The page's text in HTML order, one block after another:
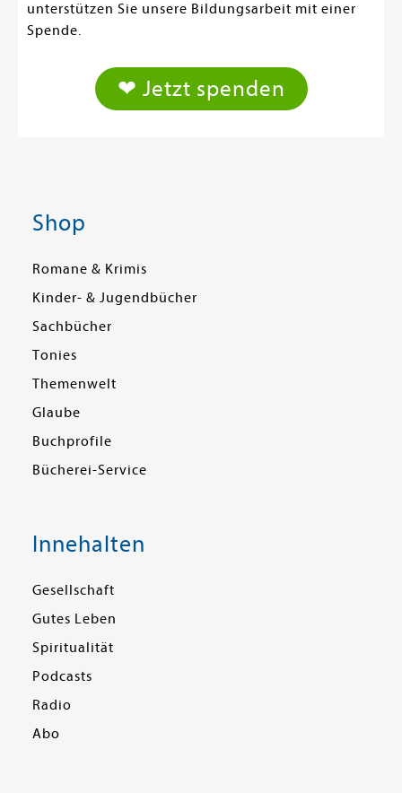
unterstützen Sie unsere Bildungsarbeit mit einer
Spende.
❤ Jetzt spenden
Shop
Romane & Krimis
Kinder- & Jugendbücher
Sachbücher
Tonies
Themenwelt
Glaube
Buchprofile
Bücherei-Service
Innehalten
Gesellschaft
Gutes Leben
Spiritualität
Podcasts
Radio
Abo